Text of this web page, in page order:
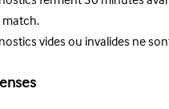
vides ou invalides ne